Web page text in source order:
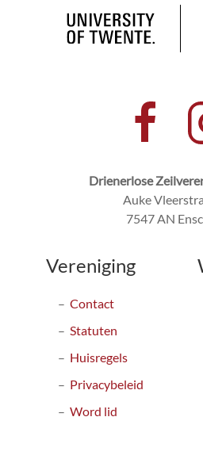
Drienerlose
Auke
7547 AN
Vereniging
Contact
Statuten
Huisregels
Privacybeleid
Word lid